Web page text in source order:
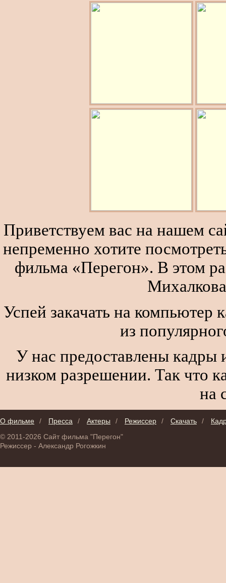
Приветствуем вас на нашем
непременно хотите
фильма «Перегон». В этом
Успей закачать на
из
У нас предоставлены кадры
низком разрешении. Так что
на
О фильме / Пресса / Актеры / Режиссер / Скачать /
© 2011-2026 Сайт фильма "Перегон"
Режиссер - Александр Рогожкин